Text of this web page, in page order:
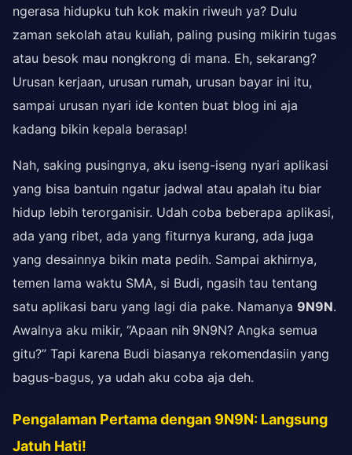
ngerasa hidupku tuh kok makin riweuh ya? Dulu
zaman sekolah atau kuliah, paling pusing mikirin tugas
atau besok mau nongkrong di mana. Eh, sekarang?
Urusan kerjaan, urusan rumah, urusan bayar ini itu,
sampai urusan nyari ide konten buat blog ini aja
kadang bikin kepala berasap!
Nah, saking pusingnya, aku iseng-iseng nyari aplikasi
yang bisa bantuin ngatur jadwal atau apalah itu biar
hidup lebih terorganisir. Udah coba beberapa aplikasi,
ada yang ribet, ada yang fiturnya kurang, ada juga
yang desainnya bikin mata pedih. Sampai akhirnya,
temen lama waktu SMA, si Budi, ngasih tau tentang
satu aplikasi baru yang lagi dia pake. Namanya 9N9N.
Awalnya aku mikir, “Apaan nih 9N9N? Angka semua
gitu?” Tapi karena Budi biasanya rekomendasiin yang
bagus-bagus, ya udah aku coba aja deh.
Pengalaman Pertama dengan 9N9N: Langsung
Jatuh Hati!